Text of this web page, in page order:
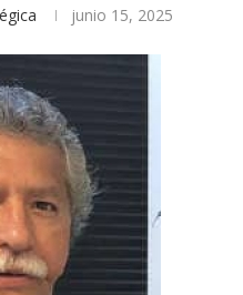
junio 15, 2025